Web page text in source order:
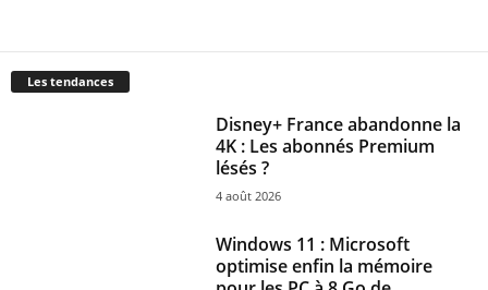
Les tendances
Disney+ France abandonne la
4K : Les abonnés Premium
lésés ?
4 août 2026
Windows 11 : Microsoft
optimise enfin la mémoire